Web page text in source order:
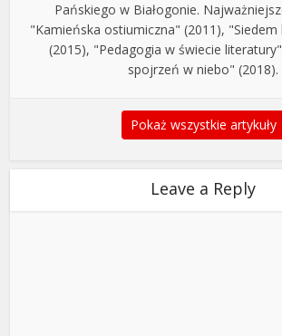
Pańskiego w Białogonie.
"Kamieńska ostiumiczna" (2011),
(2015), "Pedagogia w świecie
spojrzeń w niebo" (2018).
Pokaż wszystkie artykuły
Leave a Reply